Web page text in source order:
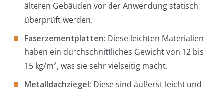
älteren Gebäuden vor der Anwendung statisch
überprüft werden.
Faserzementplatten: Diese leichten Materialien
haben ein durchschnittliches Gewicht von 12 bis
15 kg/m², was sie sehr vielseitig macht.
Metalldachziegel: Diese sind äußerst leicht und